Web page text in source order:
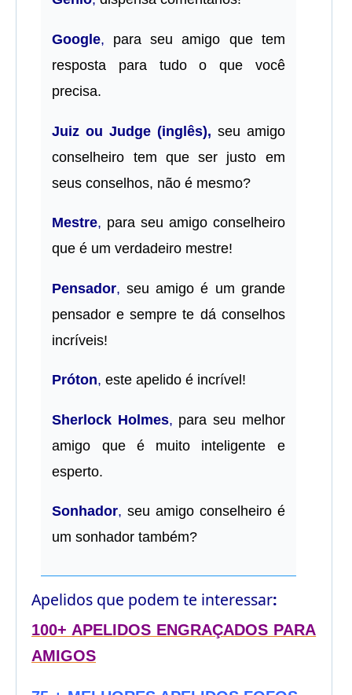
Google, para seu amigo que tem
resposta para tudo o que você
precisa.
Juiz ou Judge (inglês), seu amigo
conselheiro tem que ser justo em
seus conselhos, não é mesmo?
Mestre, para seu amigo conselheiro
que é um verdadeiro mestre!
Pensador, seu amigo é um grande
pensador e sempre te dá conselhos
incríveis!
Próton, este apelido é incrível!
Sherlock Holmes, para seu melhor
amigo que é muito inteligente e
esperto.
Sonhador, seu amigo conselheiro é
um sonhador também?
Apelidos que podem te interessar:
100+ APELIDOS ENGRAÇADOS PARA
AMIGOS